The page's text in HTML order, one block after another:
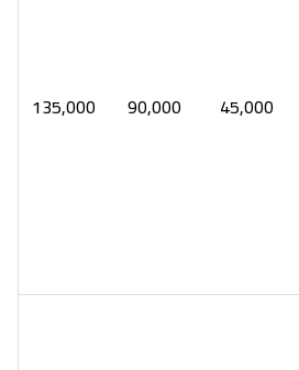
45,000
90,000
135,000